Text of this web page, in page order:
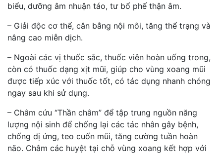
biểu, dưỡng âm nhuận táo, tư bổ phế thận âm.
– Giải độc cơ thể, cân bằng nội môi, tăng thể trạng và
nâng cao miễn dịch.
– Ngoài các vị thuốc sắc, thuốc viên hoàn uống trong,
còn có thuốc dạng xịt mũi, giúp cho vùng xoang mũi
được tiếp xúc với thuốc tốt, có tác dụng nhanh chóng
ngay sau khi sử dụng.
– Châm cứu “Thần châm” để tập trung nguồn năng
lượng nội sinh để chống lại các tác nhân gây bệnh,
chống dị ứng, teo cuốn mũi, tăng cường tuần hoàn
não. Châm các huyệt tại chỗ vùng xoang kết hợp với